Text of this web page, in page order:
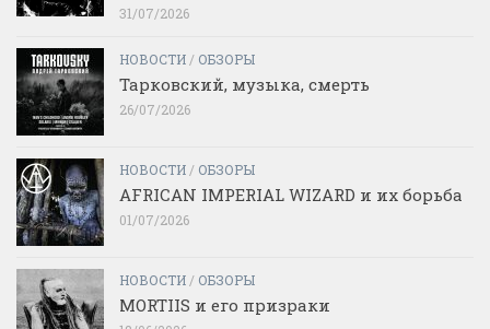
31/07/2026
НОВОСТИ / ОБЗОРЫ
Тарковский, музыка, смерть
26/07/2026
НОВОСТИ / ОБЗОРЫ
AFRICAN IMPERIAL WIZARD и их борьба
01/07/2026
НОВОСТИ / ОБЗОРЫ
MORTIIS и его призраки